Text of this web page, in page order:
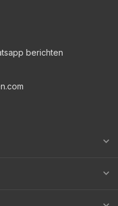
berichten